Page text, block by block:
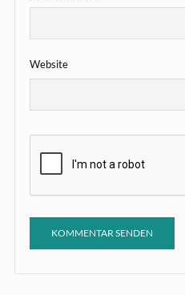
Website